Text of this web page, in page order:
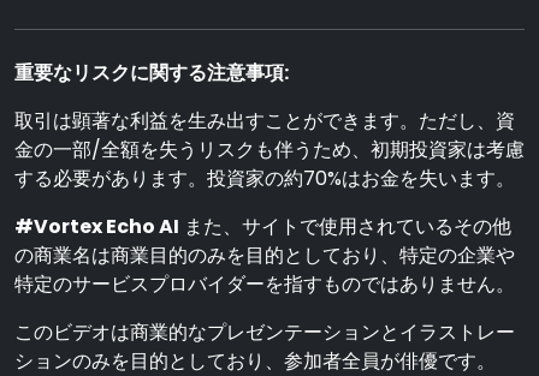
重要なリスクに関する注意事項:
取引は顕著な利益を生み出すことができます。ただし、資
金の一部/全額を失うリスクも伴うため、初期投資家は考慮
する必要があります。投資家の約70%はお金を失います。
#Vortex Echo AI また、サイトで使用されているその他
の商業名は商業目的のみを目的としており、特定の企業や
特定のサービスプロバイダーを指すものではありません。
このビデオは商業的なプレゼンテーションとイラストレー
ションのみを目的としており、参加者全員が俳優です。